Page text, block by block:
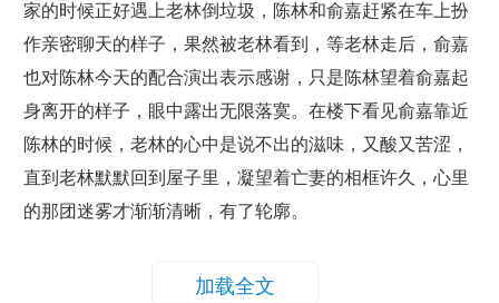
家的时候正好遇上老林倒垃圾，陈林和俞嘉赶紧在车上扮
作亲密聊天的样子，果然被老林看到，等老林走后，俞嘉
也对陈林今天的配合演出表示感谢，只是陈林望着俞嘉起
身离开的样子，眼中露出无限落寞。在楼下看见俞嘉靠近
陈林的时候，老林的心中是说不出的滋味，又酸又苦涩，
直到老林默默回到屋子里，凝望着亡妻的相框许久，心里
的那团迷雾才渐渐清晰，有了轮廓。
加载全文